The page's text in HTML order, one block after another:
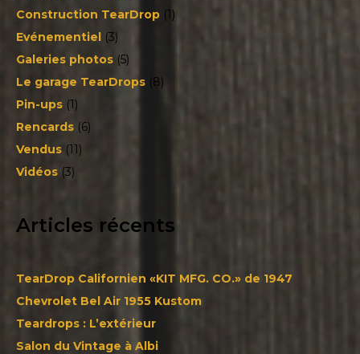
Construction TearDrop (1)
Evénementiel (3)
Galeries photos (5)
Le garage TearDrops (8)
Pin-ups (1)
Rencards (6)
Vendus (11)
Vidéos (3)
Articles récents
TearDrop Californien «KIT MFG. CO.» de 1947
Chevrolet Bel Air 1955 Kustom
Teardrops : L’extérieur
Salon du Vintage à Albi